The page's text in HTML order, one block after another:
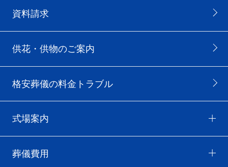
資料請求
供花・供物のご案内
格安葬儀の料金トラブル
式場案内
葬儀費用